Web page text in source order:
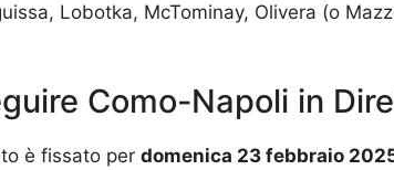
Lobotka, McTominay, Olivera (o
Como-Napoli in
è fissato per domenica 23 febbraio